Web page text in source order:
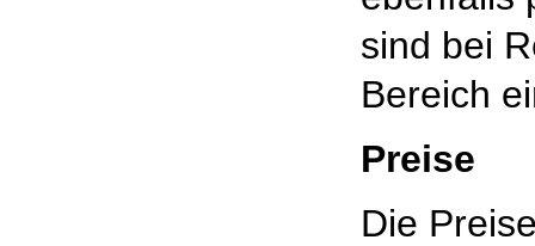
sind bei
Bereich
Preise
Die